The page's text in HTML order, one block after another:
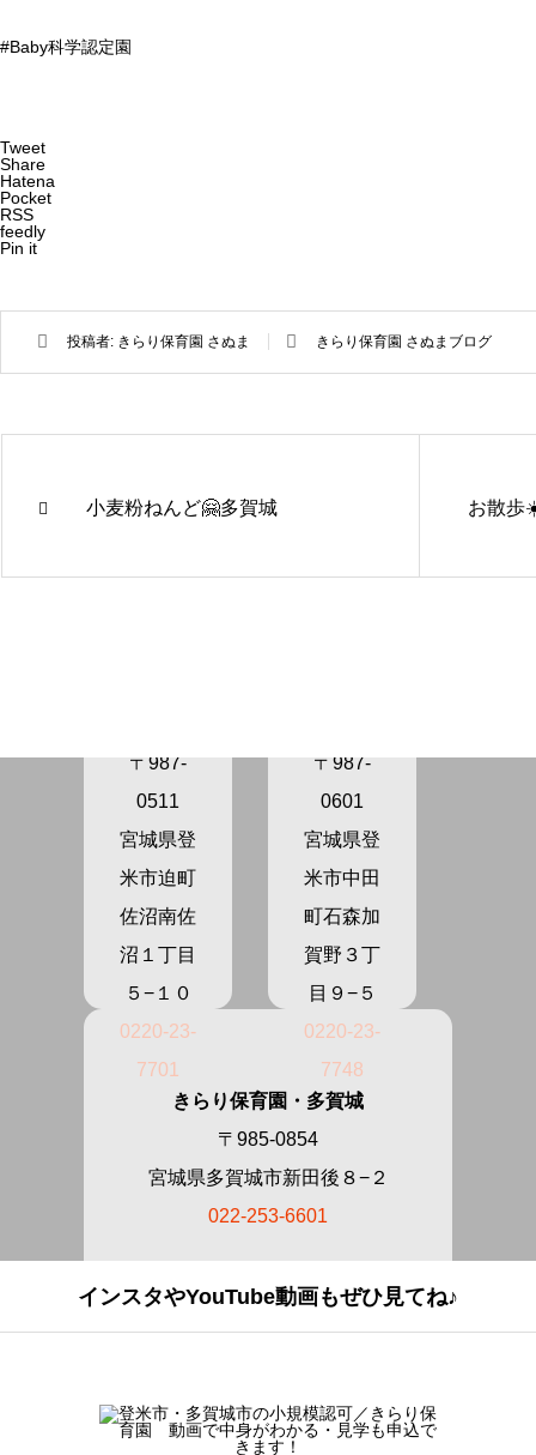
#Baby科学認定園
Tweet
Share
Hatena
Pocket
RSS
feedly
Pin it
投稿者: きらり保育園 さぬま きらり保育園 さぬまブログ
小麦粉ねんど🤗多賀城 お散歩
〒987-
0511
宮城県登
米市迫町
佐沼南佐
沼１丁目
５−１０
0220-23-
7701
〒987-
0601
宮城県登
米市中田
町石森加
賀野３丁
目９−５
0220-23-
7748
きらり保育園・多賀城
〒985-0854
宮城県多賀城市新田後８−２
022-253-6601
インスタやYouTube動画もぜひ見てね♪